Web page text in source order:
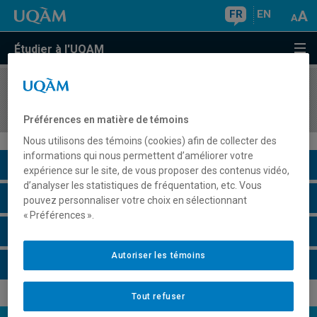
FR EN
Étudier à l'UQAM
COURS//
Description du cours
Horaire - Été 2026
Préférences en matière de témoins
Nous utilisons des témoins (cookies) afin de collecter des
informations qui nous permettent d’améliorer votre
expérience sur le site, de vous proposer des contenus vidéo,
d’analyser les statistiques de fréquentation, etc. Vous
pouvez personnaliser votre choix en sélectionnant
« Préférences ».
Tout refuser
Autoriser les témoins